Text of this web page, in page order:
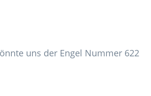
uns der Engel Nummer 622